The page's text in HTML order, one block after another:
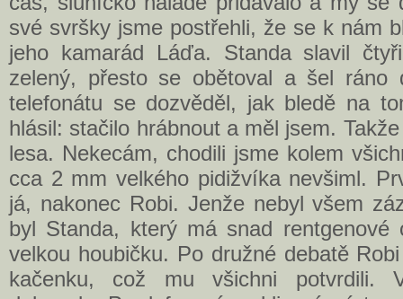
své svršky jsme postřehli, že se k nám
jeho kamarád Láďa. Standa slavil
zelený, přesto se obětoval a šel ráno
telefonátu se dozvěděl, jak bledě na
hlásil: stačilo hrábnout a měl jsem.
lesa. Nekecám, chodili jsme kolem
cca 2 mm velkého pidižvíka nevšiml.
já, nakonec Robi. Jenže nebyl všem
byl Standa, který má snad
velkou houbičku. Po družné debatě
kačenku, což mu všichni potvrdili.